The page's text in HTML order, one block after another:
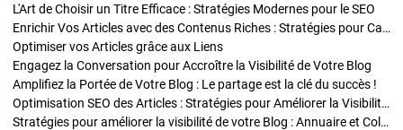
L'Art de Choisir un Titre Efficace : Stratégies Modernes pour le SEO
Enrichir Vos Articles avec des Contenus Riches : Stratégies pour Captiver et Optimiser
Optimiser vos Articles grâce aux Liens
Engagez la Conversation pour Accroître la Visibilité de Votre Blog
Amplifiez la Portée de Votre Blog : Le partage est la clé du succès !
Optimisation SEO des Articles : Stratégies pour Améliorer la Visibilité de Votre Blog
Stratégies pour améliorer la visibilité de votre Blog : Annuaire et Collaborations